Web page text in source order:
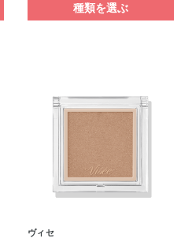
種類を選ぶ
ヴィセ